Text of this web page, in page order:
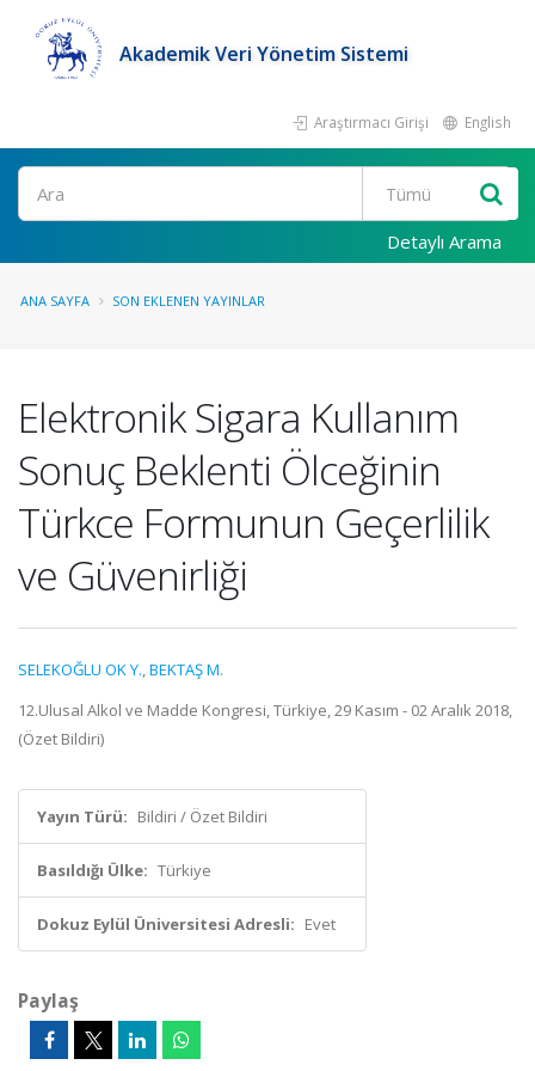
Akademik Veri Yönetim Sistemi
Araştırmacı Girişi English
Ara
Detaylı Arama
ANA SAYFA SON EKLENEN YAYINLAR
Elektronik Sigara Kullanım
Sonuç Beklenti Ölceğinin
Türkce Formunun Geçerlilik
ve Güvenirliği
SELEKOĞLU OK Y.,BEKTAŞ M.
12.Ulusal Alkol ve Madde Kongresi, Türkiye, 29 Kasım - 02 Aralık 2018,
(Özet Bildiri)
Yayın Türü: Bildiri / Özet Bildiri
Basıldığı Ülke: Türkiye
Dokuz Eylül Üniversitesi Adresli: Evet
Paylaş